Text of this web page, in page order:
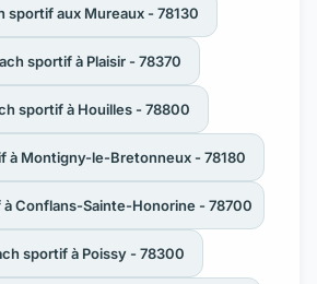
sportif aux Mureaux - 78130
sportif à Plaisir - 78370
sportif à Houilles - 78800
à Montigny-le-Bretonneux - 78180
Conflans-Sainte-Honorine - 78700
sportif à Poissy - 78300